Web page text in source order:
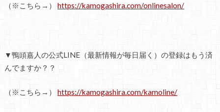
（※こちら→） https://kamogashira.com/onlinesalon/
▼鴨頭嘉人の公式LINE（最新情報が毎日届く）の登録はもう済
んでますか？？
（※こちら→） https://kamogashira.com/kamoline/